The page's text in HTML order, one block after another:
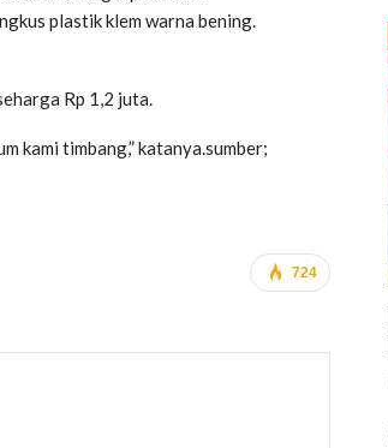
plastik klem warna bening.
Rp 1,2 juta.
kami timbang,” katanya.sumber;
724